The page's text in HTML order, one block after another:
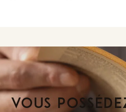
VOUS